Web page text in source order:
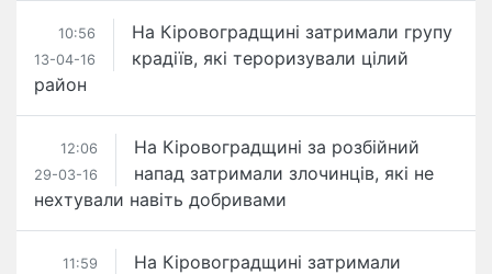
10:56
13-04-16
На Кіровоградщині затримали групу
крадіїв, які тероризували цілий
район
12:06
29-03-16
На Кіровоградщині за розбійний
напад затримали злочинців, які не
нехтували навіть добривами
11:59
На Кіровоградщині затримали